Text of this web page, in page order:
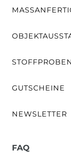
GUTSCHEINE
NEWSLETTER
FAQ